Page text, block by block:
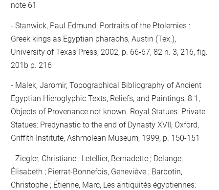
note 61
Stanwick, Paul Edmund, Portraits of the Ptolemies :
Greek kings as Egyptian pharaohs, Austin (Tex.),
University of Texas Press, 2002, p. 66-67, 82 n. 3, 216, fig.
201b p. 216
Malek, Jaromir, Topographical Bibliography of Ancient
Egyptian Hieroglyphic Texts, Reliefs, and Paintings, 8.1,
Objects of Provenance not known. Royal Statues. Private
Statues: Predynastic to the end of Dynasty XVII, Oxford,
Griffith Institute, Ashmolean Museum, 1999, p. 150-151
Ziegler, Christiane ; Letellier, Bernadette ; Delange,
Élisabeth ; Pierrat-Bonnefois, Geneviève ; Barbotin,
Christophe ; Étienne, Marc, Les antiquités égyptiennes: